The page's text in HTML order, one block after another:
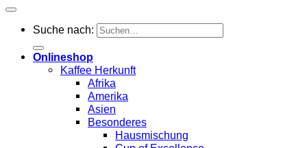
Suche nach:
Onlineshop
Kaffee Herkunft
Afrika
Amerika
Asien
Besonderes
Hausmischung